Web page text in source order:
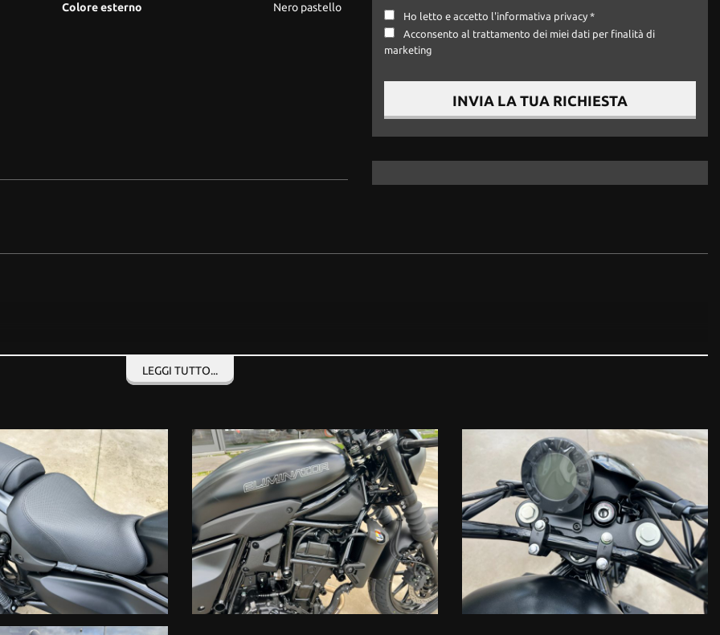
Colore esterno Nero pastello
Ho letto e accetto l'informativa privacy *
Acconsento al trattamento dei miei dati per finalità di
marketing
INVIA LA TUA RICHIESTA
LEGGI TUTTO...